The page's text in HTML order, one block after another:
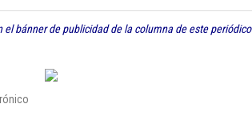
bánner de publicidad de la columna de este periódico